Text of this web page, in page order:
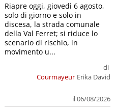
Courmayeur
di
Erika David
il 06/08/2026
Riapre oggi, giovedì 6 agosto,
solo di giorno e solo in
discesa, la strada comunale
della Val Ferret; si riduce lo
scenario di rischio, in
movimento u...